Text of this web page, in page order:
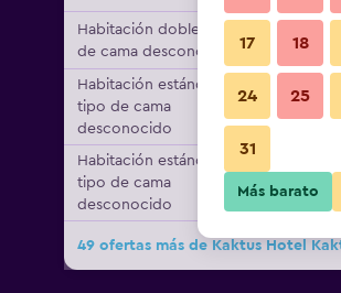
Habitación doble, tipo
de cama desconocido
Habitación estándar,
tipo de cama
desconocido
Habitación estándar,
tipo de cama
desconocido
49 ofertas más de Kaktus Hotel
17 18
24 25
31
Más barato